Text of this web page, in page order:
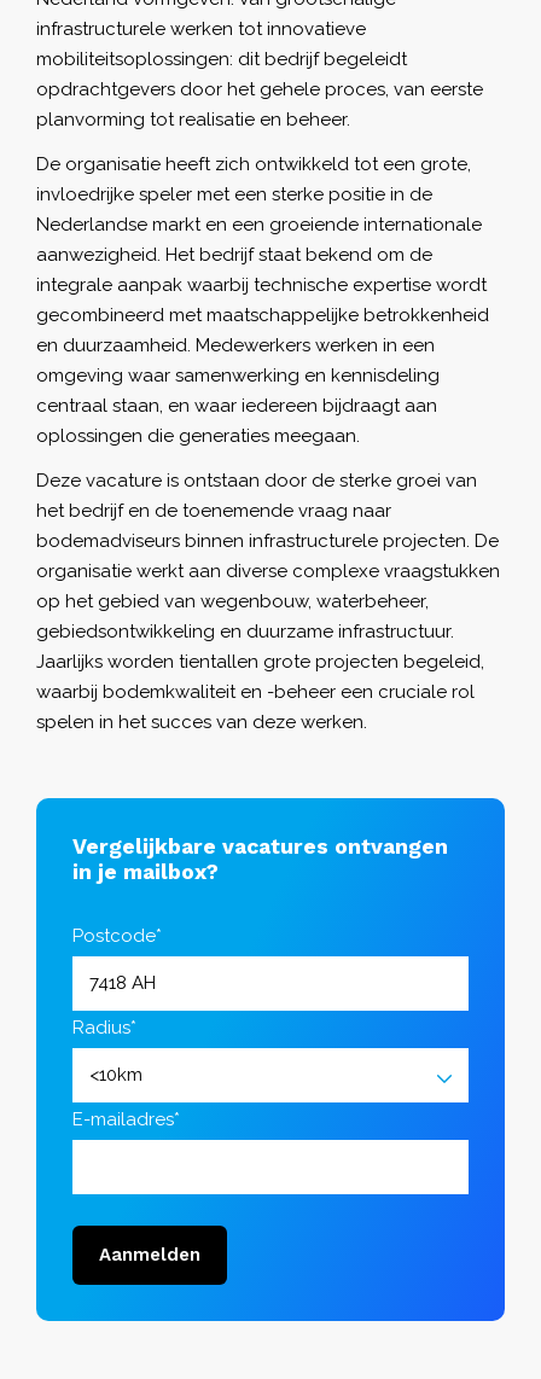
infrastructurele werken tot innovatieve
mobiliteitsoplossingen: dit bedrijf begeleidt
opdrachtgevers door het gehele proces, van eerste
planvorming tot realisatie en beheer.
De organisatie heeft zich ontwikkeld tot een grote,
invloedrijke speler met een sterke positie in de
Nederlandse markt en een groeiende internationale
aanwezigheid. Het bedrijf staat bekend om de
integrale aanpak waarbij technische expertise wordt
gecombineerd met maatschappelijke betrokkenheid
en duurzaamheid. Medewerkers werken in een
omgeving waar samenwerking en kennisdeling
centraal staan, en waar iedereen bijdraagt aan
oplossingen die generaties meegaan.
Deze vacature is ontstaan door de sterke groei van
het bedrijf en de toenemende vraag naar
bodemadviseurs binnen infrastructurele projecten. De
organisatie werkt aan diverse complexe vraagstukken
op het gebied van wegenbouw, waterbeheer,
gebiedsontwikkeling en duurzame infrastructuur.
Jaarlijks worden tientallen grote projecten begeleid,
waarbij bodemkwaliteit en -beheer een cruciale rol
spelen in het succes van deze werken.
Vergelijkbare vacatures ontvangen
in je mailbox?
Postcode*
Radius*
E-mailadres*
Aanmelden